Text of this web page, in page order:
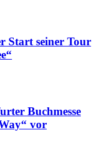
Start seiner Tour
Buchmesse
vor